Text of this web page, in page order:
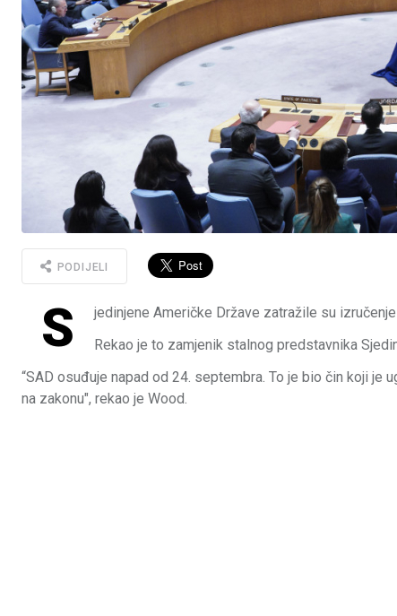
PODIJELI
S
jedinjene Američke Države zatražile su
Rekao je to zamjenik stalnog predstavnika
“SAD osuđuje napad od 24. septembra. To je bio čin koji
na zakonu", rekao je Wood.